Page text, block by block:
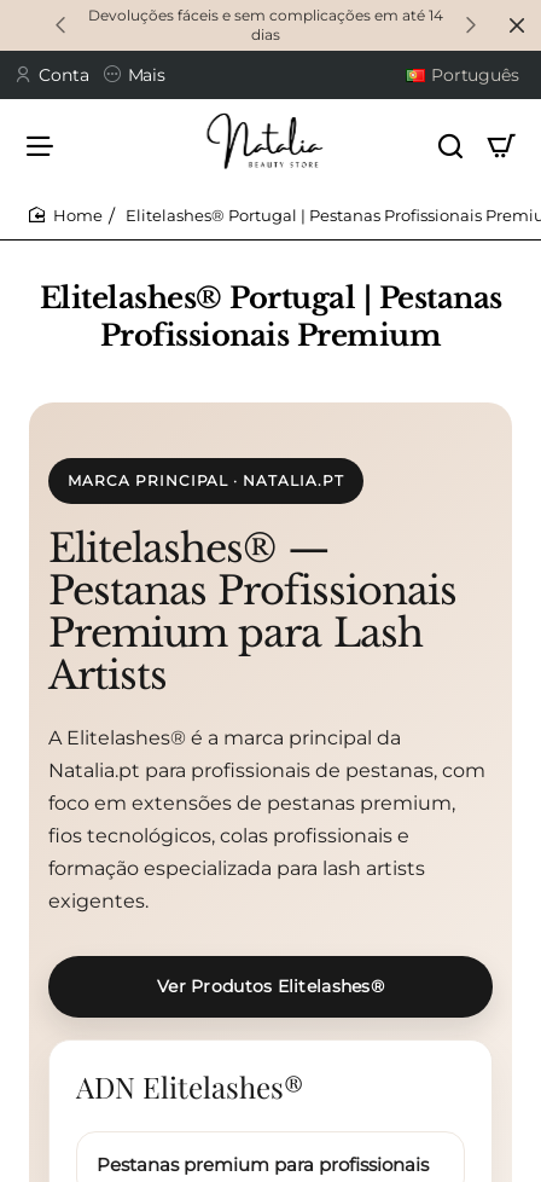
Devoluções fáceis e sem complicações em até 14
dias
Conta Mais Português
Elitelashes® Portugal | Pestanas
Profissionais Premium
Elitelashes® Portugal | Pestanas Profissionais
MARCA PRINCIPAL · NATALIA.PT
Elitelashes® —
Pestanas Profissionais
Premium para Lash
Artists
A Elitelashes® é a marca principal da
Natalia.pt para profissionais de pestanas, com
foco em extensões de pestanas premium,
fios tecnológicos, colas profissionais e
formação especializada para lash artists
exigentes.
Ver Produtos Elitelashes®
ADN Elitelashes®
Pestanas premium para profissionais